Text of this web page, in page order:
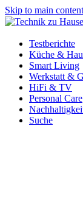
Skip to main content
Testberichte
Küche &
Smart Living
Werkstatt &
HiFi & TV
Personal Care
Suche